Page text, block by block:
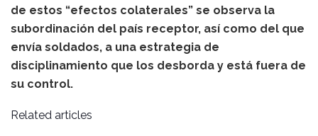
de estos “efectos colaterales” se observa la
subordinación del país receptor, así como del que
envía soldados, a una estrategia de
disciplinamiento que los desborda y está fuera de
su control.
Related articles